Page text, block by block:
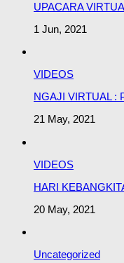
UPACARA
1 Jun, 2021
VIDEOS
NGAJI VIRTUAL :
21 May, 2021
VIDEOS
HARI
20 May, 2021
Uncategorized